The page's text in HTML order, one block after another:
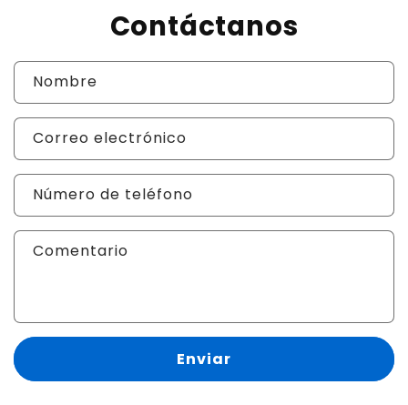
Contáctanos
Nombre
Correo electrónico
Número de teléfono
Comentario
Enviar